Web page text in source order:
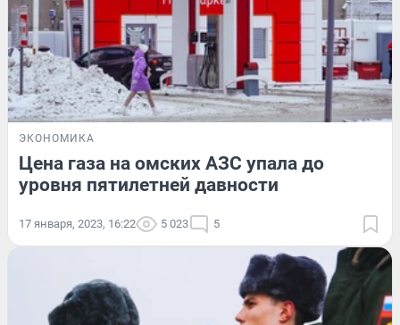
ЭКОНОМИКА
Цена газа на омских АЗС упала до
уровня пятилетней давности
17 января, 2023, 16:22 5 023 5